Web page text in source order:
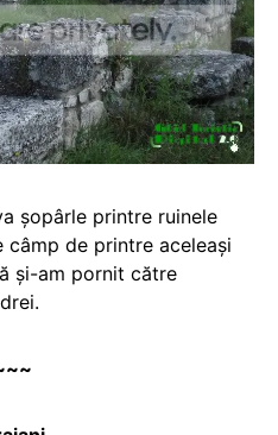
şopârle printre ruinele
de printre aceleaşi
şi-am pornit către